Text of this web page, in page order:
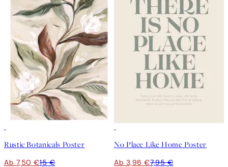
Rustic Botanicals Poster
Ab 7,50 €15 €
No Place Like Home Poster
Ab 3,98 €7,95 €